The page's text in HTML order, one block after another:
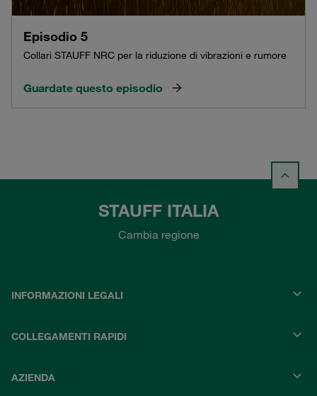
Episodio 5
Collari STAUFF NRC per la riduzione di vibrazioni e rumore
Guardate questo episodio
STAUFF ITALIA
Cambia regione
INFORMAZIONI LEGALI
COLLEGAMENTI RAPIDI
AZIENDA